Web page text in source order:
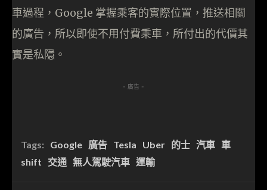
車過程，Google 掌握乘客的實際位置，推送相關
的廣告，所以即使不用付費乘車，所付出的代價其
實是私隱。
- 廣告 -
Tags: Google 廣告 Tesla Uber 的士 汽車 車
shift
交通 無人駕駛汽車 運輸